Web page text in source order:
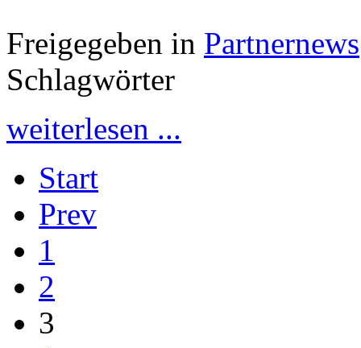
Freigegeben in Partnernews
Schlagwörter
weiterlesen ...
Start
Prev
1
2
3